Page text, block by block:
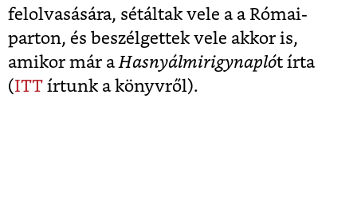
felolvasására, sétáltak vele a a Római-
parton, és beszélgettek vele akkor is,
amikor már aHasnyálmirigynaplót írta
(ITT írtunk a könyvről).